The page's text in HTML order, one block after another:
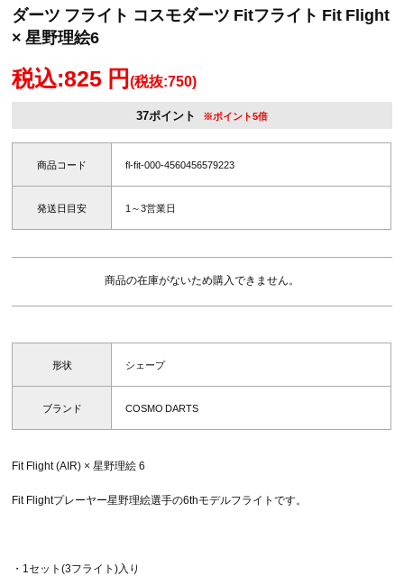
ダーツ フライト コスモダーツ Fitフライト Fit Flight
× 星野理絵6
税込:825 円(税抜:750)
37ポイント ※ポイント5倍
商品コード fl-fit-000-4560456579223
発送日目安 1～3営業日
商品の在庫がないため購入できません。
形状 シェープ
ブランド COSMO DARTS
Fit Flight (AIR) × 星野理絵 6
Fit Flightプレーヤー星野理絵選手の6thモデルフライトです。
・1セット(3フライト)入り